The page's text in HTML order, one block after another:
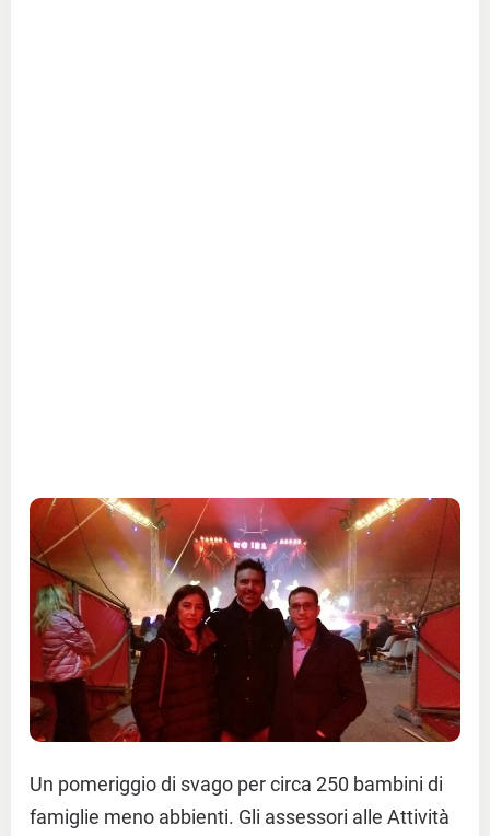
Un pomeriggio di svago per circa 250 bambini di
famiglie meno abbienti. Gli assessori alle Attività